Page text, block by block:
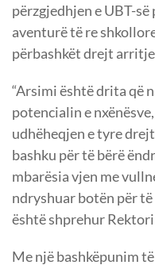
përzgjedhjen e UBT-
aventurë të re
përbashkët drejt
“Arsimi është drita që
potencialin e
udhëheqjen e tyre
bashku për të bërë
mbarësia vjen me
ndryshuar botën për
është shprehur
Me një bashkëpunim